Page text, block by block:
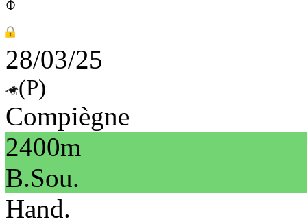
28/03/25
(P)
Compiègne
2400m
B.Sou.
Hand.